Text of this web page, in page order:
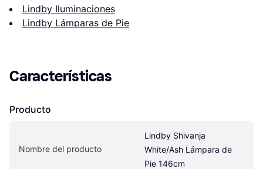
Lindby Iluminaciones
Lindby Lámparas de Pie
Características
Producto
Nombre del producto
Lindby Shivanja
White/Ash Lámpara de
Pie 146cm